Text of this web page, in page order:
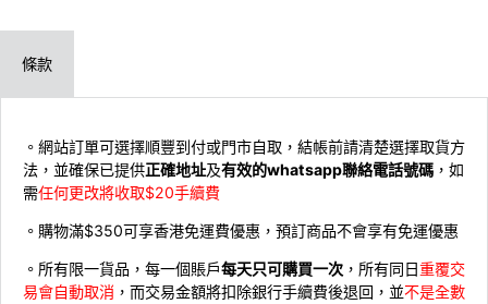
條款
。網站訂單可選擇順豐到付或門市自取，結帳前請清楚選擇取貨方
法，並確保已提供正確地址及有效的whatsapp聯絡電話號碼 ，如
需任何更改將收取$20手續費
。購物滿$350可享香港免運費優惠，預訂商品不會享有免運優惠
。所有限一貨品，每一個賬戶每天只可購買一次 ，所有同日重覆交
易會自動取消 ，而交易金額將扣除銀行手續費後退回，並不是全數